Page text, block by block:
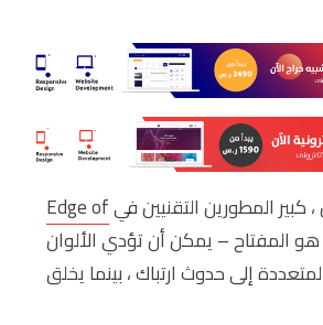
كبير المطورين التقنيين فيEdge of
هو المفتاح – يمكن أن تؤدي الألوان
إلى حدوث ارتباك ، بينما يخلق